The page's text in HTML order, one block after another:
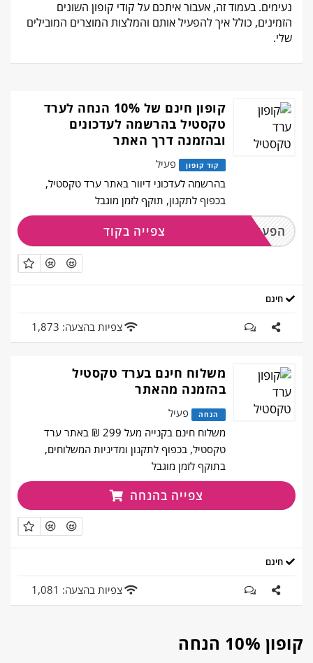
נעימים. בעמוד זה, אעבור איתכם על קודי קופון השונים
הזמינים, כולל איך להפעיל אותם והמלצות המוצרים המובילים
שלי.
קופון חינם של 10% הנחה לערד
טקסטיל בהרשמה לעדכונים
ובהזמנה דרך האתר
קוד קופון
פעיל
בהרשמה לעדכוני דיוור באתר ערד טקסטיל,
בכפוף לתקנון, תוקף לזמן מוגבל
הפעילו והירשמו צפייה בקוד
חינם
צפיות בהצעה: 1,873
משלוח חינם בערד טקסטיל
בהזמנה מהאתר
הנחה
פעיל
משלוח חינם בקנייה מעל 299 ₪ באתר ערד
טקסטיל, בכפוף לתקנון ומדיניות המשלוחים,
בתוקף לזמן מוגבל
צפייה בהנחה
חינם
צפיות בהצעה: 1,081
קופון 10% הנחה